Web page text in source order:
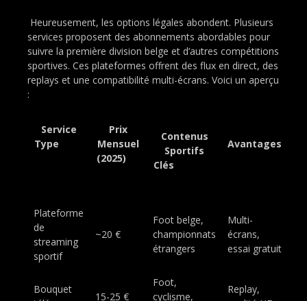
Heureusement, les options légales abondent. Plusieurs
services proposent des abonnements abordables pour
suivre la première division belge et d’autres compétitions
sportives. Ces plateformes offrent des flux en direct, des
replays et une compatibilité multi-écrans. Voici un aperçu
:
Service
Type
Prix
Mensuel
(2025)
Contenus
Sportifs
Clés
Avantages
Plateforme
de
streaming
sportif
~20 €
Foot belge,
championnats
étrangers
Multi-
écrans,
essai gratuit
Bouquet
15-25 €
Foot,
cyclisme,
Replay,